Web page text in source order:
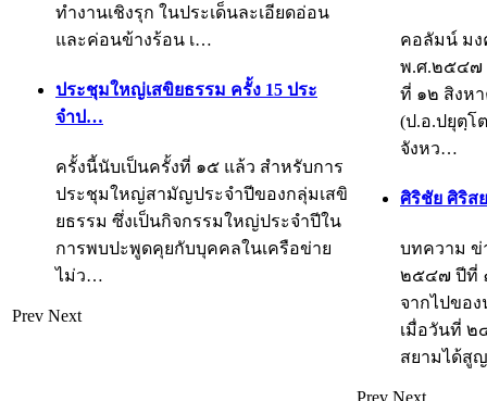
ทำงานเชิงรุก ในประเด็นละเอียดอ่อน
และค่อนข้างร้อน เ…
ประชุมใหญ่เสขิยธรรม ครั้ง 15 ประ
จำป…
ครั้งนี้นับเป็นครั้งที่ ๑๕ แล้ว สำหรับการ
ประชุมใหญ่สามัญประจำปีของกลุ่มเสขิ
ยธรรม ซึ่งเป็นกิจกรรมใหญ่ประจำปีใน
การพบปะพูดคุยกับบุคคลในเครือข่าย
ไม่ว…
Prev Next
คอลัมน์ ม
พ.ศ.๒๕๔๗
ที่ ๑๒ สิงห
(ป.อ.ปยุตฺโ
จังหว…
ศิริชัย ศิริส
บทความ ข่
๒๕๔๗ ปีที่
จากไปขอ
เมื่อวันที่
สยามได้สู